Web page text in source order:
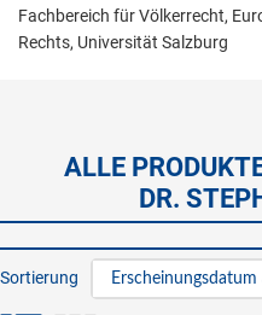
Fachbereich für Völkerrecht,
Rechts, Universität Salzburg
ALLE
DR.
Sortierung Erscheinungsdatum